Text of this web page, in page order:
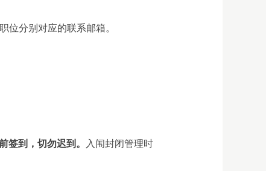
分别对应的联系邮箱。
签到，切勿迟到。
入闱封闭管理时